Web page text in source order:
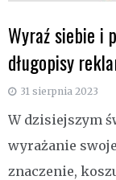
Wyraź siebie i
długopisy
31 sierpnia 2023
W dzisiejszym
wyrażanie
znaczenie,